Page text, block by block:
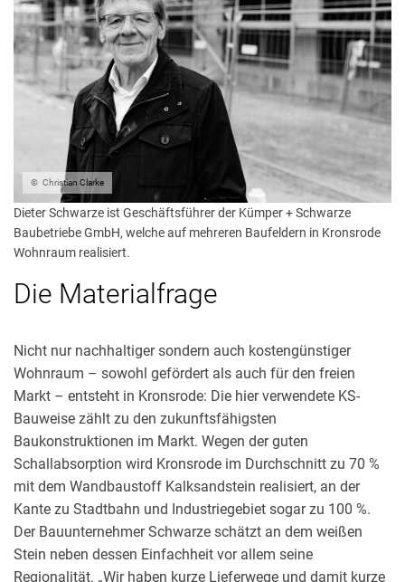
Christian Clarke
Dieter Schwarze ist Geschäftsführer der Kümper + Schwarze
Baubetriebe GmbH, welche auf mehreren Baufeldern in Kronsrode
Wohnraum realisiert.
Die Materialfrage
Nicht nur nachhaltiger sondern auch kostengünstiger
Wohnraum – sowohl gefördert als auch für den freien
Markt – entsteht in Kronsrode: Die hier verwendete KS-
Bauweise zählt zu den zukunftsfähigsten
Baukonstruktionen im Markt. Wegen der guten
Schallabsorption wird Kronsrode im Durchschnitt zu 70 %
mit dem Wandbaustoff Kalksandstein realisiert, an der
Kante zu Stadtbahn und Industriegebiet sogar zu 100 %.
Der Bauunternehmer Schwarze schätzt an dem weißen
Stein neben dessen Einfachheit vor allem seine
Regionalität. „Wir haben kurze Lieferwege und damit kurze